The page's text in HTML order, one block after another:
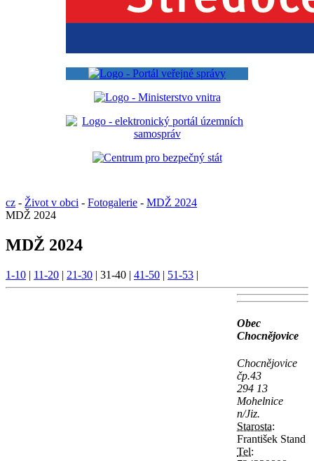
cz - Život v obci - Fotogalerie - MDŽ 2024
MDŽ 2024
MDŽ 2024
1-10 | 11-20 | 21-30 | 31-40 | 41-50 | 51-53 |
Obec
Chocnějovice
Chocnějovice
čp.43
294 13
Mohelnice
n/Jiz.
Starosta:
František Stand
Tel: